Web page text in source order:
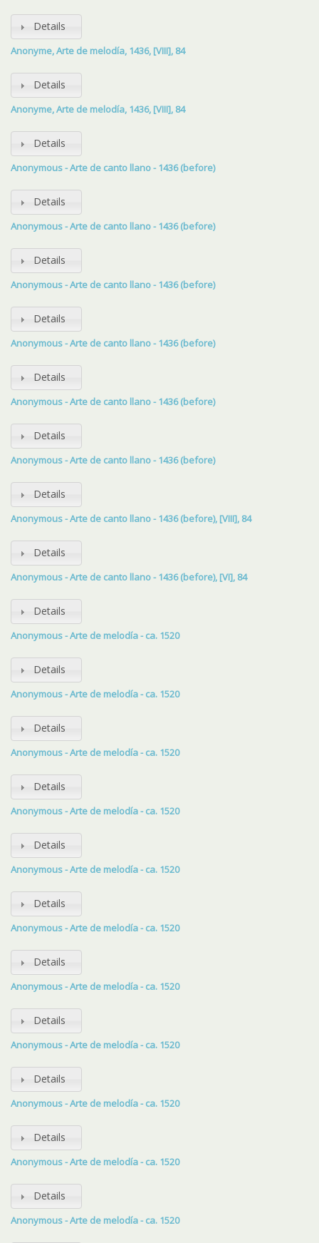
Details
Anonyme, Arte de melodía, 1436, [VIII], 84
Details
Anonyme, Arte de melodía, 1436, [VIII], 84
Details
Anonymous - Arte de canto llano - 1436 (before)
Details
Anonymous - Arte de canto llano - 1436 (before)
Details
Anonymous - Arte de canto llano - 1436 (before)
Details
Anonymous - Arte de canto llano - 1436 (before)
Details
Anonymous - Arte de canto llano - 1436 (before)
Details
Anonymous - Arte de canto llano - 1436 (before)
Details
Anonymous - Arte de canto llano - 1436 (before), [VIII], 84
Details
Anonymous - Arte de canto llano - 1436 (before), [VI], 84
Details
Anonymous - Arte de melodía - ca. 1520
Details
Anonymous - Arte de melodía - ca. 1520
Details
Anonymous - Arte de melodía - ca. 1520
Details
Anonymous - Arte de melodía - ca. 1520
Details
Anonymous - Arte de melodía - ca. 1520
Details
Anonymous - Arte de melodía - ca. 1520
Details
Anonymous - Arte de melodía - ca. 1520
Details
Anonymous - Arte de melodía - ca. 1520
Details
Anonymous - Arte de melodía - ca. 1520
Details
Anonymous - Arte de melodía - ca. 1520
Details
Anonymous - Arte de melodía - ca. 1520